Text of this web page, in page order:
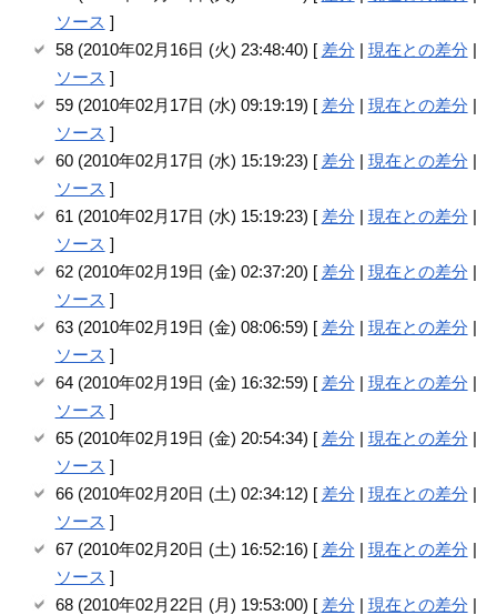
ソース ]
58 (2010年02月16日 (火) 23:48:40) [ 差分| 現在との差分|
ソース ]
59 (2010年02月17日 (水) 09:19:19) [ 差分| 現在との差分|
ソース ]
60 (2010年02月17日 (水) 15:19:23) [ 差分| 現在との差分|
ソース ]
61 (2010年02月17日 (水) 15:19:23) [ 差分| 現在との差分|
ソース ]
62 (2010年02月19日 (金) 02:37:20) [ 差分| 現在との差分|
ソース ]
63 (2010年02月19日 (金) 08:06:59) [ 差分| 現在との差分|
ソース ]
64 (2010年02月19日 (金) 16:32:59) [ 差分| 現在との差分|
ソース ]
65 (2010年02月19日 (金) 20:54:34) [ 差分| 現在との差分|
ソース ]
66 (2010年02月20日 (土) 02:34:12) [ 差分| 現在との差分|
ソース ]
67 (2010年02月20日 (土) 16:52:16) [ 差分| 現在との差分|
ソース ]
68 (2010年02月22日 (月) 19:53:00) [ 差分| 現在との差分|